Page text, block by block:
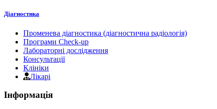
Діагностика
Променева діагностика (діагностична радіологія)
Програми Check-up
Лабораторні дослідження
Консультації
Клініки
Лікарі
Інформація